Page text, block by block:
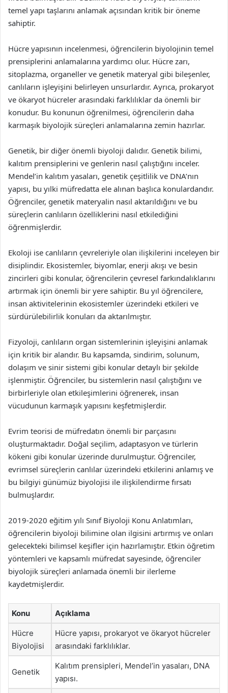
temel yapı taşlarını anlamak açısından kritik bir öneme
sahiptir.
Hücre yapısının incelenmesi, öğrencilerin biyolojinin temel
prensiplerini anlamalarına yardımcı olur. Hücre zarı,
sitoplazma, organeller ve genetik materyal gibi bileşenler,
canlıların işleyişini belirleyen unsurlardır. Ayrıca, prokaryot
ve ökaryot hücreler arasındaki farklılıklar da önemli bir
konudur. Bu konunun öğrenilmesi, öğrencilerin daha
karmaşık biyolojik süreçleri anlamalarına zemin hazırlar.
Genetik, bir diğer önemli biyoloji dalıdır. Genetik bilimi,
kalıtım prensiplerini ve genlerin nasıl çalıştığını inceler.
Mendel’in kalıtım yasaları, genetik çeşitlilik ve DNA’nın
yapısı, bu yılki müfredatta ele alınan başlıca konulardandır.
Öğrenciler, genetik materyalin nasıl aktarıldığını ve bu
süreçlerin canlıların özelliklerini nasıl etkilediğini
öğrenmişlerdir.
Ekoloji ise canlıların çevreleriyle olan ilişkilerini inceleyen bir
disiplindir. Ekosistemler, biyomlar, enerji akışı ve besin
zincirleri gibi konular, öğrencilerin çevresel farkındalıklarını
artırmak için önemli bir yere sahiptir. Bu yıl öğrencilere,
insan aktivitelerinin ekosistemler üzerindeki etkileri ve
sürdürülebilirlik konuları da aktarılmıştır.
Fizyoloji, canlıların organ sistemlerinin işleyişini anlamak
için kritik bir alandır. Bu kapsamda, sindirim, solunum,
dolaşım ve sinir sistemi gibi konular detaylı bir şekilde
işlenmiştir. Öğrenciler, bu sistemlerin nasıl çalıştığını ve
birbirleriyle olan etkileşimlerini öğrenerek, insan
vücudunun karmaşık yapısını keşfetmişlerdir.
Evrim teorisi de müfredatın önemli bir parçasını
oluşturmaktadır. Doğal seçilim, adaptasyon ve türlerin
kökeni gibi konular üzerinde durulmuştur. Öğrenciler,
evrimsel süreçlerin canlılar üzerindeki etkilerini anlamış ve
bu bilgiyi günümüz biyolojisi ile ilişkilendirme fırsatı
bulmuşlardır.
2019-2020 eğitim yılı Sınıf Biyoloji Konu Anlatımları,
öğrencilerin biyoloji bilimine olan ilgisini artırmış ve onları
gelecekteki bilimsel keşifler için hazırlamıştır. Etkin öğretim
yöntemleri ve kapsamlı müfredat sayesinde, öğrenciler
biyolojik süreçleri anlamada önemli bir ilerleme
kaydetmişlerdir.
Konu Açıklama
Hücre
Biyolojisi
Hücre yapısı, prokaryot ve ökaryot hücreler
arasındaki farklılıklar.
Genetik
Kalıtım prensipleri, Mendel’in yasaları, DNA
yapısı.